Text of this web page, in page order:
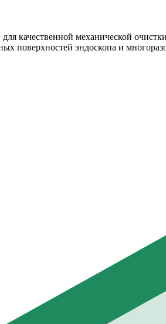
качественной механической
поверхностей эндоскопа и